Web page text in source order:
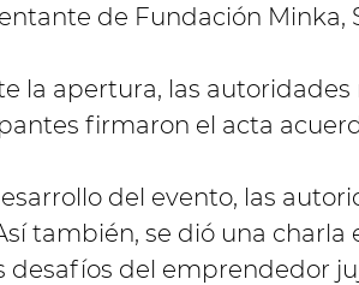
de Fundación Minka,
la apertura, las
firmaron el acta
del evento, las
también, se dió una
desafíos del emprendedor